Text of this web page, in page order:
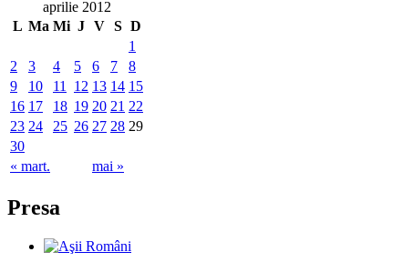
aprilie 2012
L Ma Mi J V S D
« mart. mai »
1
2
3 4 5 6 7
8
9
10 11 12 13 14 15
16 17 18 19 20 21 22
23 24 25 26 27 28 29
30
Presa